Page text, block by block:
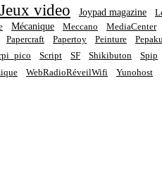
Jeux video Joypad magazine
Mécanique Meccano MediaCenter
Papercraft Papertoy Peinture
Script SF Shikibuton Spip
WebRadioRéveilWifi Yunohost